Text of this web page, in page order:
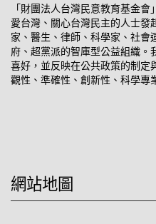
「財團法人台灣民意教育基金
愛台灣、關心台灣民主的人士
家、醫生、律師、科學家、社
府、超黨派的智庫型公益組織。
喜好，並反映在公共政策的制定
觀性、準確性、創新性、科學專
網站地圖